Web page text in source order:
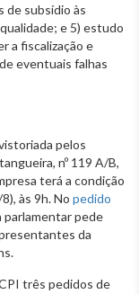
de subsídio às
e 5) estudo
a fiscalização e
eventuais falhas
pelos
nº 119 A/B,
terá a condição
às 9h. No pedido
parlamentar pede
da
três pedidos de